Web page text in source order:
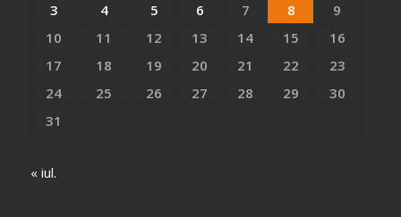
3
4 5 6 7 8
9
10
11 12 13 14 15
16
17
18 19 20 21 22
23
24
25 26 27 28 29
30
31
« iul.